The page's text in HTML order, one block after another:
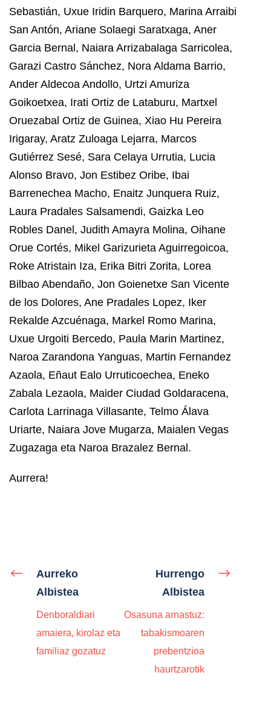
Sebastián, Uxue Iridin Barquero, Marina Arraibi
San Antón, Ariane Solaegi Saratxaga, Aner
Garcia Bernal, Naiara Arrizabalaga Sarricolea,
Garazi Castro Sánchez, Nora Aldama Barrio,
Ander Aldecoa Andollo, Urtzi Amuriza
Goikoetxea, Irati Ortiz de Lataburu, Martxel
Oruezabal Ortiz de Guinea, Xiao Hu Pereira
Irigaray, Aratz Zuloaga Lejarra, Marcos
Gutiérrez Sesé, Sara Celaya Urrutia, Lucia
Alonso Bravo, Jon Estibez Oribe, Ibai
Barrenechea Macho, Enaitz Junquera Ruiz,
Laura Pradales Salsamendi, Gaizka Leo
Robles Danel, Judith Amayra Molina, Oihane
Orue Cortés, Mikel Garizurieta Aguirregoicoa,
Roke Atristain Iza, Erika Bitri Zorita, Lorea
Bilbao Abendaño, Jon Goienetxe San Vicente
de los Dolores, Ane Pradales Lopez, Iker
Rekalde Azcuénaga, Markel Romo Marina,
Uxue Urgoiti Bercedo, Paula Marin Martinez,
Naroa Zarandona Yanguas, Martin Fernandez
Azaola, Eñaut Ealo Urruticoechea, Eneko
Zabala Lezaola, Maider Ciudad Goldaracena,
Carlota Larrinaga Villasante, Telmo Álava
Uriarte, Naiara Jove Mugarza, Maialen Vegas
Zugazaga eta Naroa Brazalez Bernal.
Aurrera!
Aurreko
Albistea
Denboraldiari
amaiera, kirolaz eta
familiaz gozatuz
Hurrengo
Albistea
Osasuna arnastuz:
tabakismoaren
prebentzioa
haurtzarotik